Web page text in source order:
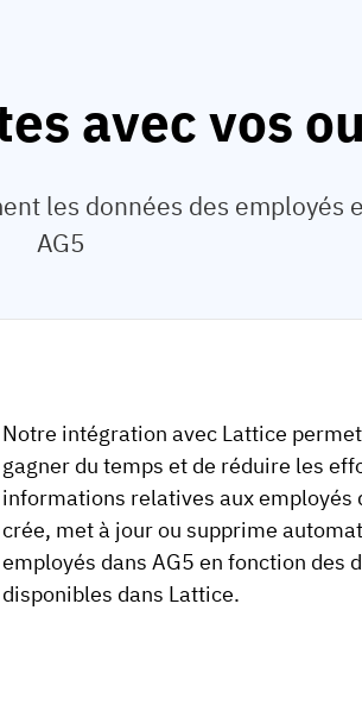
avec vos
les données des employés
AG5
Notre intégration avec Lattice
gagner du temps et de réduire les
informations relatives aux employés
crée, met à jour ou supprime
employés dans AG5 en fonction des
disponibles dans Lattice.